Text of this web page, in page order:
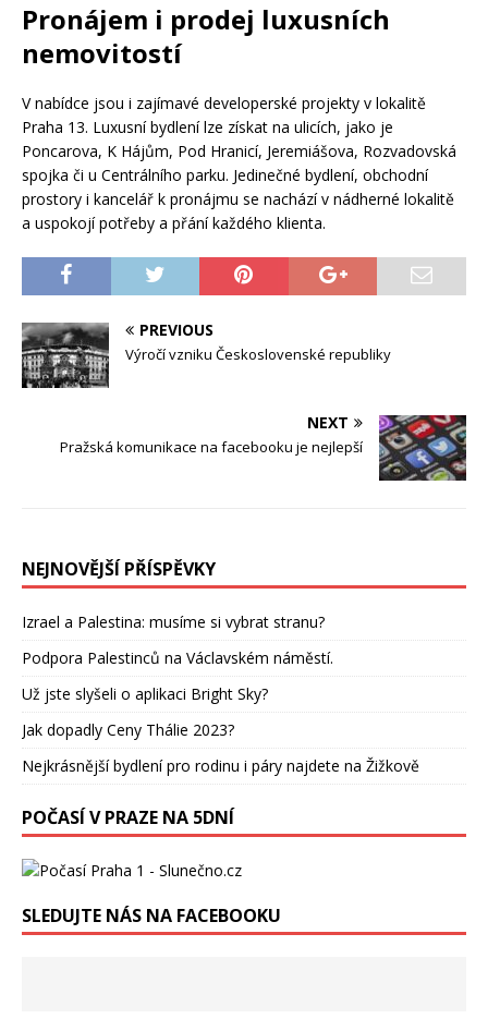
Pronájem i prodej luxusních
nemovitostí
V nabídce jsou i zajímavé developerské projekty v lokalitě
Praha 13. Luxusní bydlení lze získat na ulicích, jako je
Poncarova, K Hájům, Pod Hranicí, Jeremiášova, Rozvadovská
spojka či u Centrálního parku. Jedinečné bydlení, obchodní
prostory i kancelář k pronájmu se nachází v nádherné lokalitě
a uspokojí potřeby a přání každého klienta.
PREVIOUS
Výročí vzniku Československé republiky
NEXT
Pražská komunikace na facebooku je nejlepší
NEJNOVĚJŠÍ PŘÍSPĚVKY
Izrael a Palestina: musíme si vybrat stranu?
Podpora Palestinců na Václavském náměstí.
Už jste slyšeli o aplikaci Bright Sky?
Jak dopadly Ceny Thálie 2023?
Nejkrásnější bydlení pro rodinu i páry najdete na Žižkově
POČASÍ V PRAZE NA 5DNÍ
SLEDUJTE NÁS NA FACEBOOKU